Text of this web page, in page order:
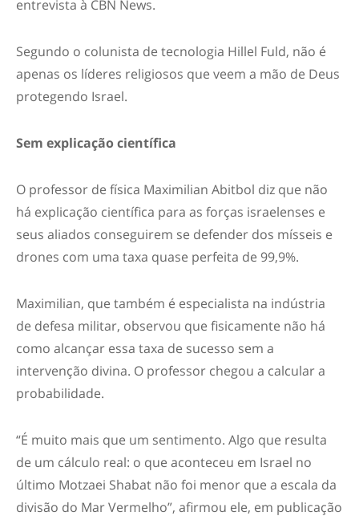
entrevista à CBN News.
Segundo o colunista de tecnologia Hillel Fuld, não é
apenas os líderes religiosos que veem a mão de Deus
protegendo Israel.
Sem explicação científica
O professor de física Maximilian Abitbol diz que não
há explicação científica para as forças israelenses e
seus aliados conseguirem se defender dos mísseis e
drones com uma taxa quase perfeita de 99,9%.
Maximilian, que também é especialista na indústria
de defesa militar, observou que fisicamente não há
como alcançar essa taxa de sucesso sem a
intervenção divina. O professor chegou a calcular a
probabilidade.
“É muito mais que um sentimento. Algo que resulta
de um cálculo real: o que aconteceu em Israel no
último Motzaei Shabat não foi menor que a escala da
divisão do Mar Vermelho”, afirmou ele, em publicação